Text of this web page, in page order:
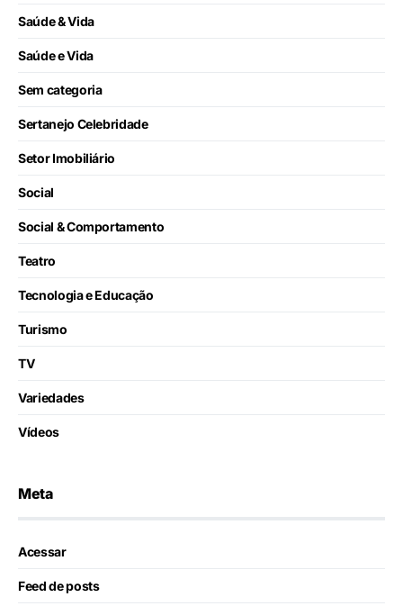
Saúde & Vida
Saúde e Vida
Sem categoria
Sertanejo Celebridade
Setor Imobiliário
Social
Social & Comportamento
Teatro
Tecnologia e Educação
Turismo
TV
Variedades
Vídeos
Meta
Acessar
Feed de posts